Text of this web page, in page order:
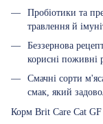
Пробіотики та
травлення й
Беззернова
корисні поживні
Смачні сорти
смак, який
Корм Brit Care Cat